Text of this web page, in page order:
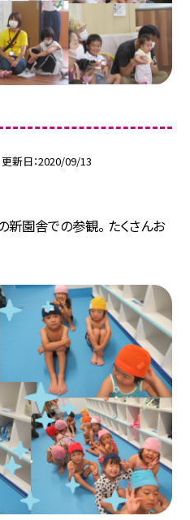
更新日 2020/09/13
園舎での参観。 たくさんお